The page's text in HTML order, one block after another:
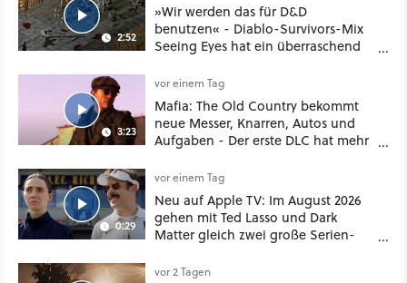
2:52
»Wir werden das für D&D
benutzen« - Diablo-Survivors-Mix
Seeing Eyes hat ein überraschend
3:23
vor einem Tag
Mafia: The Old Country bekommt
neue Messer, Knarren, Autos und
Aufgaben - Der erste DLC hat mehr
0:29
vor einem Tag
Neu auf Apple TV: Im August 2026
gehen mit Ted Lasso und Dark
Matter gleich zwei große Serien-
vor 2 Tagen